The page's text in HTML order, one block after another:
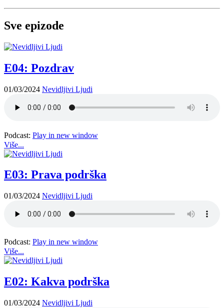
Sve epizode
E04: Pozdrav
01/03/2024 Nevidljivi Ljudi
Podcast: Play in new window
Više...
E03: Prava podrška
01/03/2024 Nevidljivi Ljudi
Podcast: Play in new window
Više...
E02: Kakva podrška
01/03/2024 Nevidljivi Ljudi